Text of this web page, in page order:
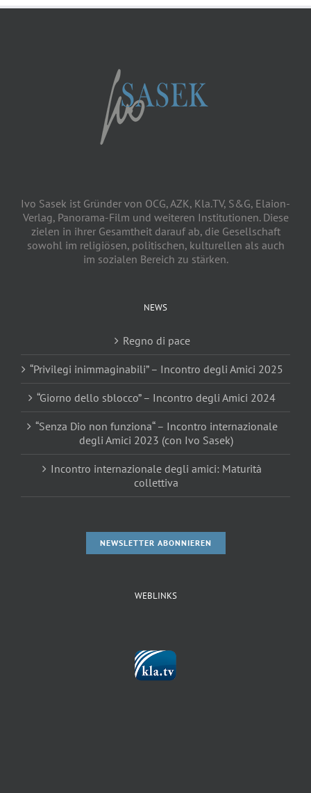
Ivo Sasek ist Gründer von OCG, AZK, Kla.TV, S&G, Elaion-
Verlag, Panorama-Film und weiteren Institutionen. Diese
zielen in ihrer Gesamtheit darauf ab, die Gesellschaft
sowohl im religiösen, politischen, kulturellen als auch
im sozialen Bereich zu stärken.
NEWS
Regno di pace
“Privilegi inimmaginabili” – Incontro degli Amici 2025
“Giorno dello sblocco” – Incontro degli Amici 2024
“Senza Dio non funziona“ – Incontro internazionale
degli Amici 2023 (con Ivo Sasek)
Incontro internazionale degli amici: Maturità
collettiva
NEWSLETTER ABONNIEREN
WEBLINKS